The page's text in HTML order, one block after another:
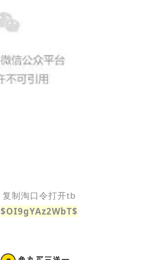
复制淘口令打开tb
$OI9gYAz2WbT$